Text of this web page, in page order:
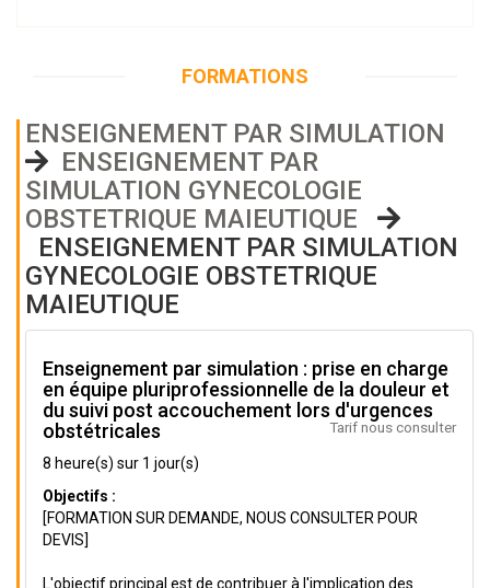
FORMATIONS
ENSEIGNEMENT PAR SIMULATION
ENSEIGNEMENT PAR
SIMULATION GYNECOLOGIE
OBSTETRIQUE MAIEUTIQUE
ENSEIGNEMENT PAR SIMULATION
GYNECOLOGIE OBSTETRIQUE
MAIEUTIQUE
Enseignement par simulation : prise en charge
en équipe pluriprofessionnelle de la douleur et
du suivi post accouchement lors d'urgences
obstétricales
Tarif nous consulter
8 heure(s) sur 1 jour(s)
Objectifs :
[FORMATION SUR DEMANDE, NOUS CONSULTER POUR
DEVIS]
L'objectif principal est de contribuer à l'implication des